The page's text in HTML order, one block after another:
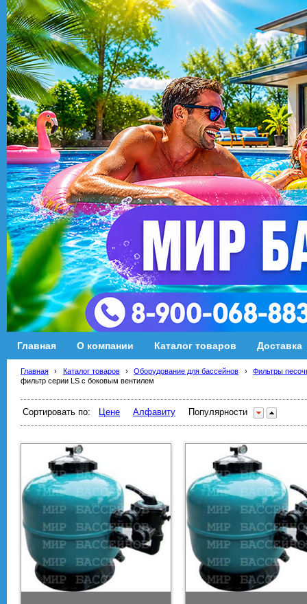
Главная О компании Каталог товаров Доставка
Главная › Каталог товаров › Оборудование для бассейнов ›
Фильтры
фильтр серии LS с боковым вентилем
Сортировать по: Цене Алфавиту Популярности